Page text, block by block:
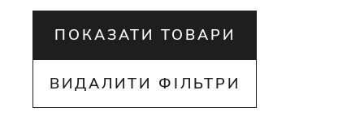
ПОКАЗАТИ ТОВАРИ
ВИДАЛИТИ ФІЛЬТРИ